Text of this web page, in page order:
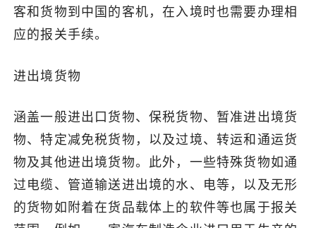
客和货物到中国的客机，在入境时也需要办理相
应的报关手续。
进出境货物
涵盖一般进出口货物、保税货物、暂准进出境货
物、特定减免税货物，以及过境、转运和通运货
物及其他进出境货物。此外，一些特殊货物如通
过电缆、管道输送进出境的水、电等，以及无形
的货物如附着在货品载体上的软件等也属于报关